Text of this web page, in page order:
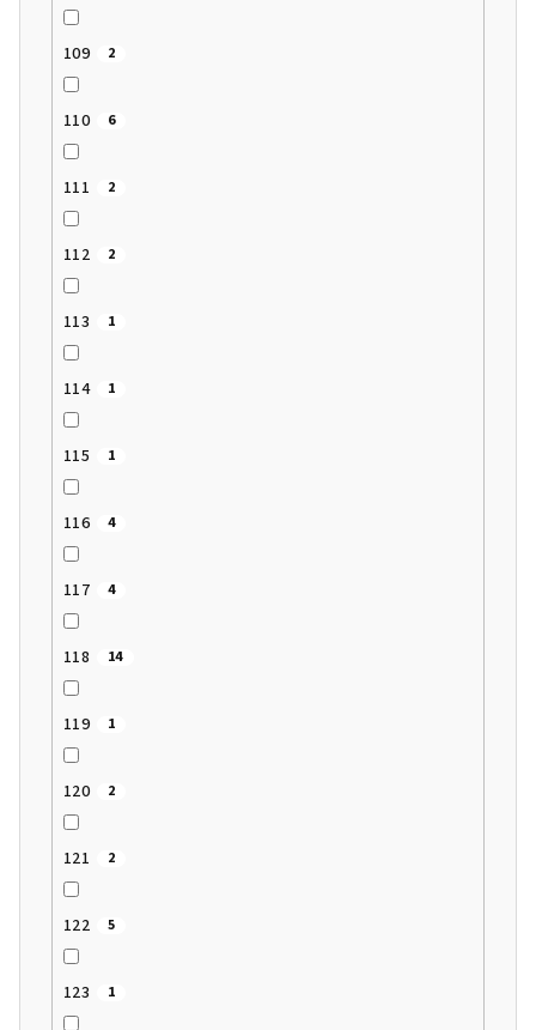
109 2
110 6
111 2
112 2
113 1
114 1
115 1
116 4
117 4
118 14
119 1
120 2
121 2
122 5
123 1